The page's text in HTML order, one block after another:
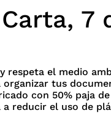
7
respeta el medio
tus
con 50% paja
a reducir el uso de